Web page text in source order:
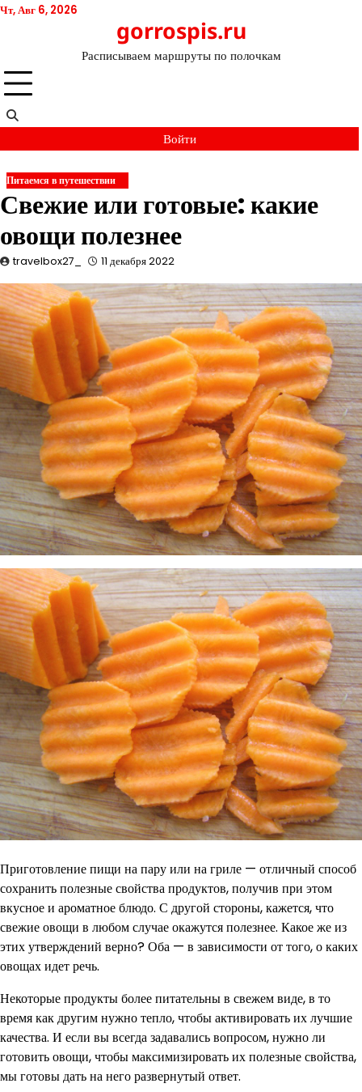
Перейти
Чт, Авг 6, 2026
gorrospis.ru
Расписываем маршруты по полочкам
Войти
Питаемся в путешествии
Свежие или готовые: какие
овощи полезнее
travelbox27_ 11 декабря 2022
Приготовление пищи на пару или на гриле — отличный способ
сохранить полезные свойства продуктов, получив при этом
вкусное и ароматное блюдо. С другой стороны, кажется, что
свежие овощи в любом случае окажутся полезнее. Какое же из
этих утверждений верно? Оба — в зависимости от того, о каких
овощах идет речь.
Некоторые продукты более питательны в свежем виде, в то
время как другим нужно тепло, чтобы активировать их лучшие
качества. И если вы всегда задавались вопросом, нужно ли
готовить овощи, чтобы максимизировать их полезные свойства,
мы готовы дать на него развернутый ответ.